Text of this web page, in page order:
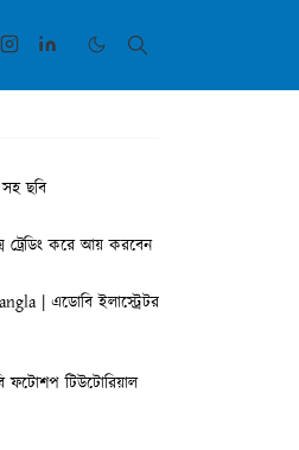
ছবি
ট্রেডিং করে আয় করবেন
| এডোবি ইলাস্ট্রেটর
টিউটোরিয়াল